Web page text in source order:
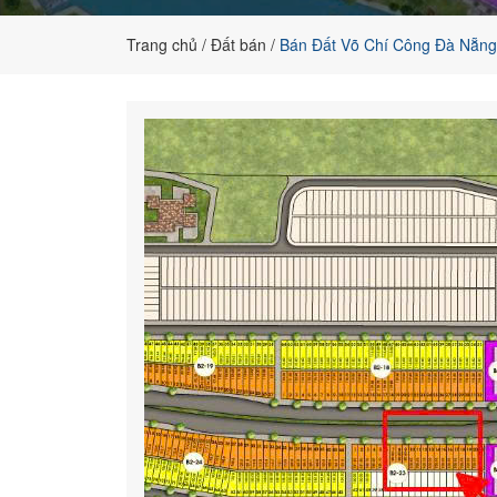
đất
nền
Trang chủ Đất bán Bán Đất Võ Chí Công Đà Nẵng